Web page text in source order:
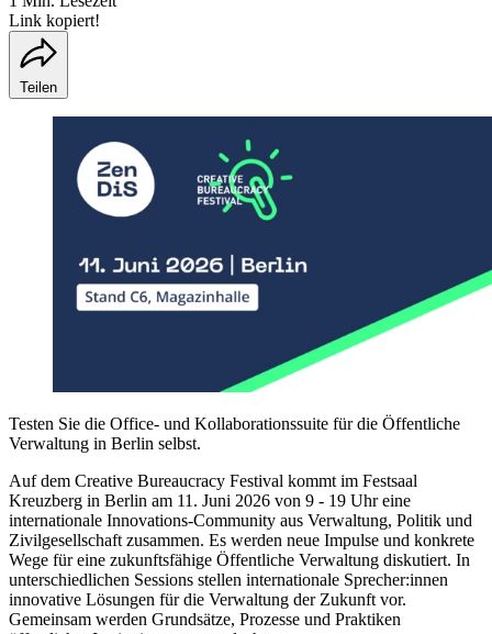
Link kopiert!
Teilen
Testen Sie die Office- und Kollaborationssuite für die Öffentliche
Verwaltung in Berlin selbst.
Auf dem Creative Bureaucracy Festival kommt im Festsaal
Kreuzberg in Berlin am 11. Juni 2026 von 9 - 19 Uhr eine
internationale Innovations-Community aus Verwaltung, Politik und
Zivilgesellschaft zusammen. Es werden neue Impulse und konkrete
Wege für eine zukunftsfähige Öffentliche Verwaltung diskutiert. In
unterschiedlichen Sessions stellen internationale Sprecher:innen
innovative Lösungen für die Verwaltung der Zukunft vor.
Gemeinsam werden Grundsätze, Prozesse und Praktiken